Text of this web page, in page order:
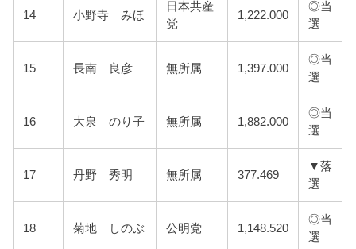
14 小野寺 みほ
日本共産
党
1,222.000
◎当
選
15 長南 良彦 無所属 1,397.000
◎当
選
16 大泉 のり子 無所属 1,882.000
◎当
選
17 丹野 秀明 無所属 377.469
▼落
選
18 菊地 しのぶ 公明党 1,148.520
◎当
選